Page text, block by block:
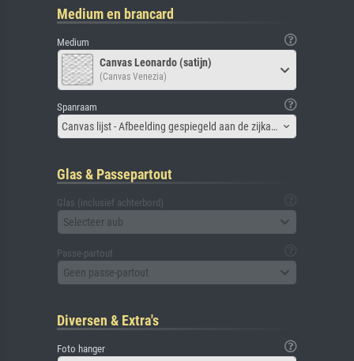
Medium en brancard
Medium
Canvas Leonardo (satijn)
(Canvas Venezia)
Spanraam
Canvas lijst - Afbeelding gespiegeld aan de zijkant
Glas & Passepartout
Glas (inclusief achterbord)
Selecteer aub
Passe-partout
Geen passe-partout
Diversen & Extra's
Foto hanger